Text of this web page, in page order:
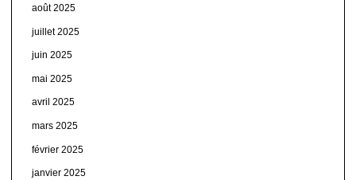
août 2025
juillet 2025
juin 2025
mai 2025
avril 2025
mars 2025
février 2025
janvier 2025